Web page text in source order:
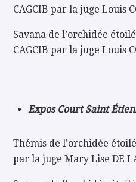
CAGCIB par la juge Louis
Savana de l’orchidée
CAGCIB par la juge Louis
Expos Court Saint
Thémis de l’orchidée
par la juge Mary Lise DE